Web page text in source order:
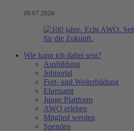
09.07.2026
Wie kann ich dabei sein?
Ausbildung
Jobportal
Fort- und Weiterbildung
Ehrenamt
Junge Plattform
AWO erleben
Mitglied werden
Spenden